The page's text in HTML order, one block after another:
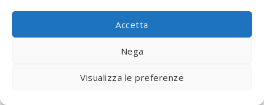
Accetta
Nega
Visualizza le preferenze
© 2020 Digital Touch Menu. Menu realizzato daInteractive
Minds